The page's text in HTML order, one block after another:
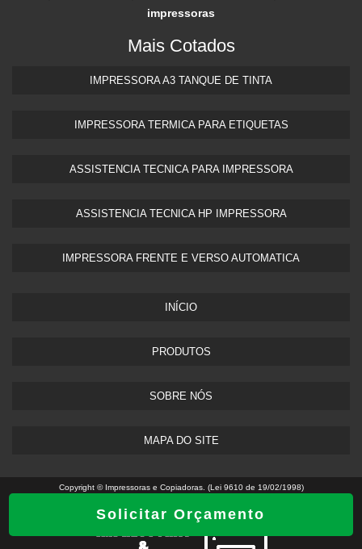
Solicitar Orçamento
impressoras
Mais Cotados
IMPRESSORA A3 TANQUE DE TINTA​
IMPRESSORA TERMICA PARA ETIQUETAS​
ASSISTENCIA TECNICA PARA IMPRESSORA
ASSISTENCIA TECNICA HP IMPRESSORA​
IMPRESSORA FRENTE E VERSO AUTOMATICA
INÍCIO
PRODUTOS
SOBRE NÓS
MAPA DO SITE
Copyright © Impressoras e Copiadoras. (Lei 9610 de 19/02/1998)